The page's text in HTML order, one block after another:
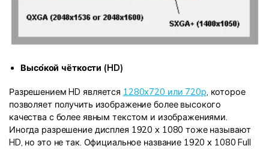
Высо́кой чёткости (HD)
Разрешением HD является 1280x720 или 720p, которое
позволяет получить изображение более высокого
качества с более явным текстом и изображениями.
Иногда разрешение дисплея 1920 x 1080 тоже называют
HD, но это не так. Официальное название 1920 x 1080 Full